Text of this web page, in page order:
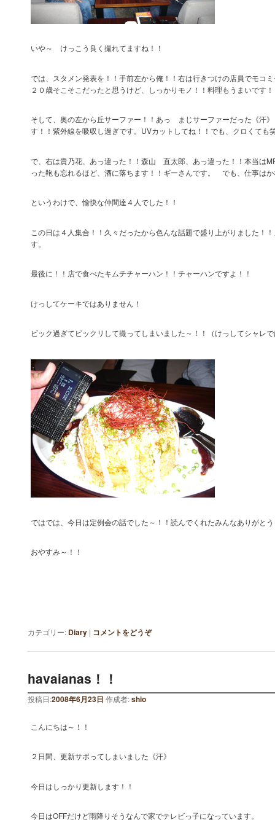
いや～ けっこう良く撮れてますね！！
では、スタメン発表を！！手前左から俺！！右は行きつけの店員でモコ
２０歳そこそこだったと思うけど、しっかりモノ！！料理もうまいで
そして、奥の左から丘サーファー！！あっ まじサーファーだった《汗
す！！紫外線を吸収し過ぎです。UVカットしてね！！でも、クロくても
で、右は貴乃花、あっ違った！！森山 直太郎、あっ違った！！本当は
った鞄も忘れるほど、酒に落ちます！！ギーさんです。 でも、仕事は
というわけで、愉快な仲間達４人でした！！
この日は４人集合！！久々だったから色んな話題で盛り上がりました！
す。
最後に！！店で食べたキムチチャーハン！！チャーハンですよ！！
けっしてケーキではありません！
ビック過ぎてビックリして撮ってしまいました～！！（けっしてシャレ
ではでは、今日は定例会の話でした～！！読んでくれたみんなありがと
おやすみ～！！
カテゴリー: Diary | コメントをどうぞ
havaianas！！
投稿日:2008年6月23日 作成者:shio
こんにちは～！！
２日間、更新サボってしまいました《汗》
今日はしっかり更新します！！
今日はOFFだけど雨降りそうなんで家でテレビっ子になっています。